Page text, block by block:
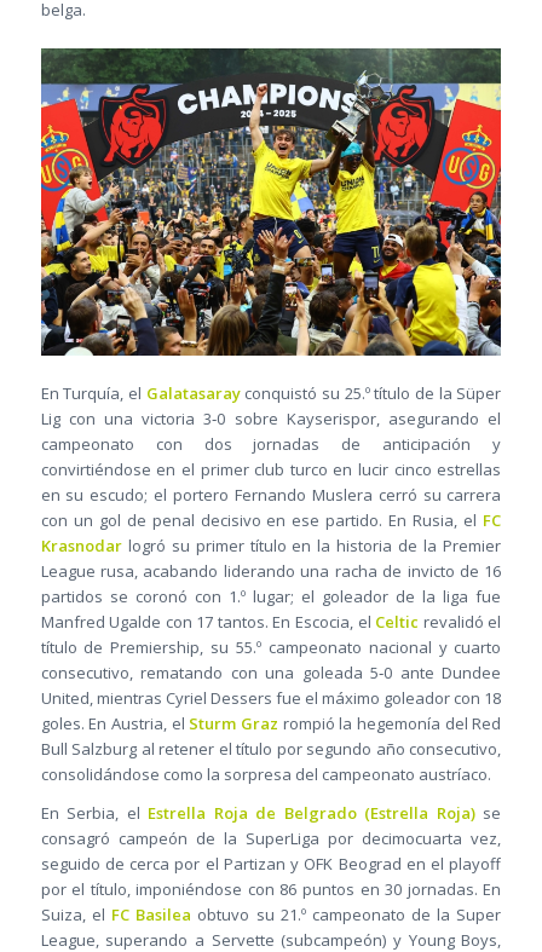
belga.
En Turquía, el Galatasarayconquistó su 25.º título de la Süper
Lig con una victoria 3‑0 sobre Kayserispor, asegurando el
campeonato con dos jornadas de anticipación y
convirtiéndose en el primer club turco en lucir cinco estrellas
en su escudo; el portero Fernando Muslera cerró su carrera
con un gol de penal decisivo en ese partido. En Rusia, el FC
Krasnodarlogró su primer título en la historia de la Premier
League rusa, acabando liderando una racha de invicto de 16
partidos se coronó con 1.º lugar; el goleador de la liga fue
Manfred Ugalde con 17 tantos. En Escocia, el Celtic revalidó el
título de Premiership, su 55.º campeonato nacional y cuarto
consecutivo, rematando con una goleada 5‑0 ante Dundee
United, mientras Cyriel Dessers fue el máximo goleador con 18
goles. En Austria, el Sturm Graz rompió la hegemonía del Red
Bull Salzburg al retener el título por segundo año consecutivo,
consolidándose como la sorpresa del campeonato austríaco.
En Serbia, el Estrella Roja de Belgrado (Estrella Roja)se
consagró campeón de la SuperLiga por decimocuarta vez,
seguido de cerca por el Partizan y OFK Beograd en el playoff
por el título, imponiéndose con 86 puntos en 30 jornadas. En
Suiza, el FC Basilea obtuvo su 21.º campeonato de la Super
League, superando a Servette (subcampeón) y Young Boys,